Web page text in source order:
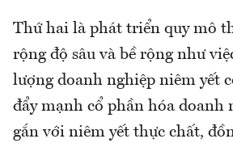
Thứ hai là phát triển quy mô
rộng độ sâu và bề rộng như
lượng doanh nghiệp niêm yết
đẩy mạnh cổ phần hóa doanh
gắn với niêm yết thực chất,